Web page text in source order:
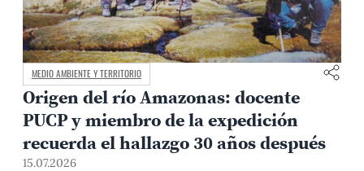
MEDIO AMBIENTE Y TERRITORIO
Origen del río Amazonas: docente
PUCP y miembro de la expedición
recuerda el hallazgo 30 años después
15.07.2026